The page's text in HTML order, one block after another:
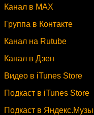
Канал в MAX
Группа в Контакте
Канал на Rutube
Канал в Дзен
Видео в iTunes Store
Подкаст в iTunes Store
Подкаст в